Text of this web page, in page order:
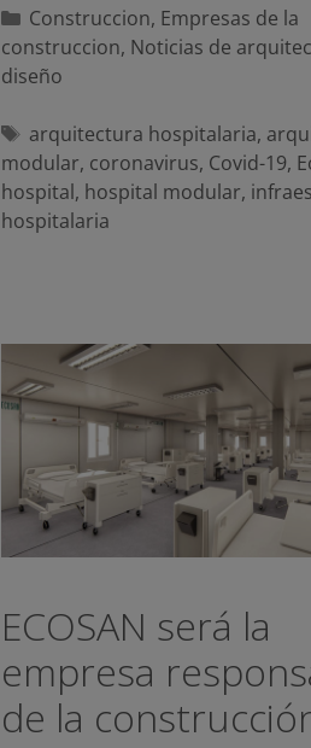
Categorías
Construccion, Empresas de la
construccion, Noticias de
diseño
Etiquetas
arquitectura hospitalaria,
modular, coronavirus, Covid-19,
hospital, hospital modular,
hospitalaria
ECOSAN será la
empresa
de la